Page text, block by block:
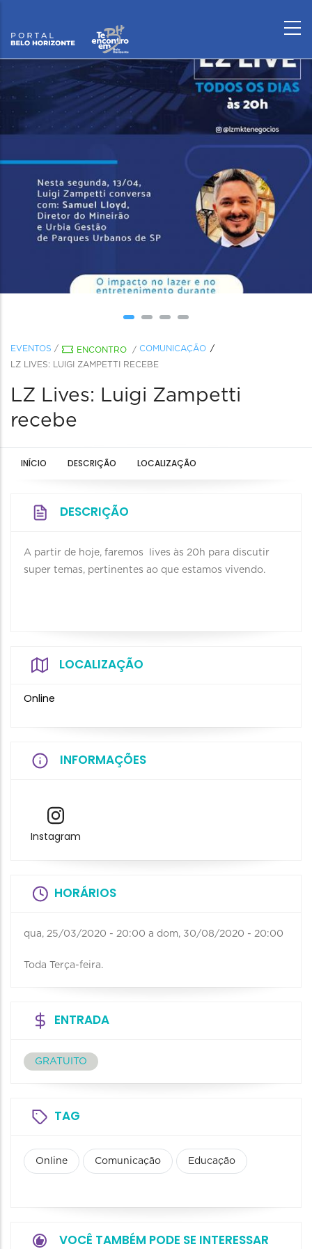
EVENTOS / ENCONTRO / COMUNICAÇÃO
LZ LIVES: LUIGI ZAMPETTI RECEBE
LZ Lives: Luigi Zampetti
recebe
INÍCIO DESCRIÇÃO LOCALIZAÇÃO
DESCRIÇÃO
A partir de hoje, faremos lives às 20h para discutir
super temas, pertinentes ao que estamos vivendo.
LOCALIZAÇÃO
Online
INFORMAÇÕES
Instagram
HORÁRIOS
qua, 25/03/2020 - 20:00 a dom, 30/08/2020 - 20:00
Toda Terça-feira.
ENTRADA
GRATUITO
TAG
Online Comunicação Educação
VOCÊ TAMBÉM PODE SE INTERESSAR